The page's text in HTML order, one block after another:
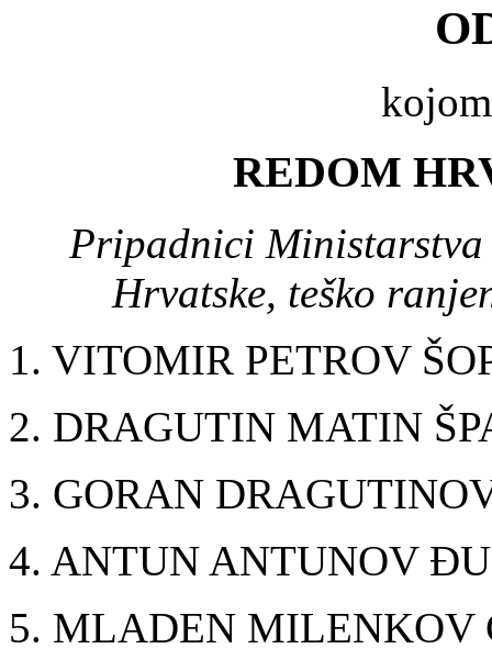
REDOM
Pripadnici
Hrvatske, teško
1. VITOMIR PETROV
2. DRAGUTIN MATIN
3. GORAN
4. ANTUN ANTUNOV
5. MLADEN MILENKOV